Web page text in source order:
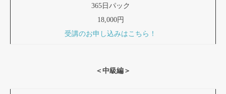
365日パック
18,000円
受講のお申し込みはこちら！
＜中級編＞